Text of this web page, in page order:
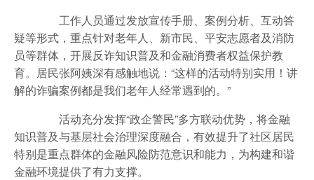
工作人员通过发放宣传手册、案例分析、互动答
疑等形式，重点针对老年人、新市民、平安志愿者及消防
员等群体，开展反诈知识普及和金融消费者权益保护教
育。居民张阿姨深有感触地说：“这样的活动特别实用！讲
解的诈骗案例都是我们老年人经常遇到的。”
活动充分发挥“政企警民”多方联动优势，将金融
知识普及与基层社会治理深度融合，有效提升了社区居民
特别是重点群体的金融风险防范意识和能力，为构建和谐
金融环境提供了有力支撑。